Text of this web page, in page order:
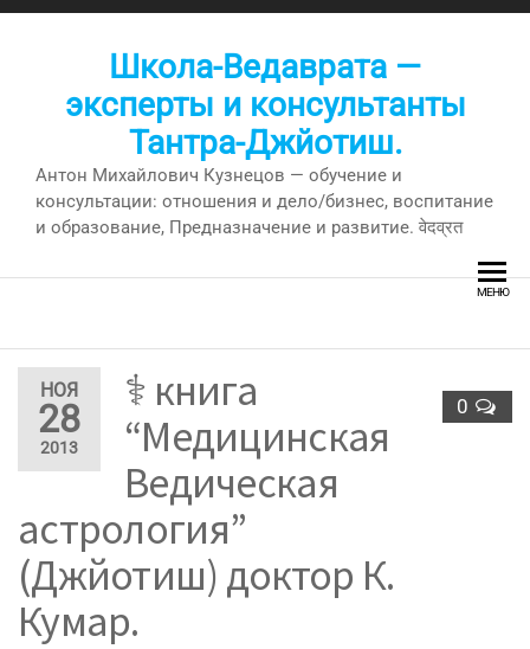
Перейти
Школа-Ведаврата —
эксперты и консультанты
Тантра-Джйотиш.
Антон Михайлович Кузнецов — обучение и
консультации: отношения и дело/бизнес, воспитание
и образование, Предназначение и развитие. वेदव्रत
МЕНЮ
НОЯ
28
2013
0
⚕ книга
“Медицинская
Ведическая
астрология”
(Джйотиш) доктор К.
Кумар.